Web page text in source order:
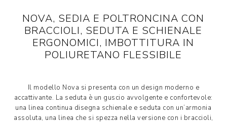
NOVA, SEDIA E POLTRONCINA CON
BRACCIOLI, SEDUTA E SCHIENALE
ERGONOMICI, IMBOTTITURA IN
POLIURETANO FLESSIBILE
Il modello Nova si presenta con un design moderno e
accattivante. La seduta è un guscio avvolgente e confortevole:
una linea continua disegna schienale e seduta con un’armonia
assoluta, una linea che si spezza nella versione con i braccioli,